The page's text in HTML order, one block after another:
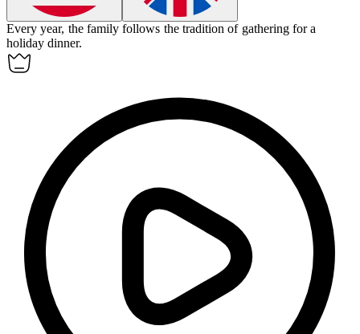
Every year, the family follows the tradition of gathering for a
holiday dinner.